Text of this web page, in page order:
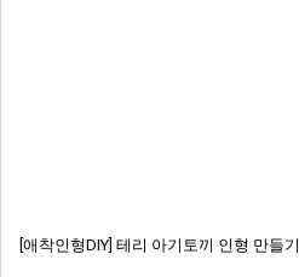
[애착인형DIY] 테리 아기토끼 인형 만들기